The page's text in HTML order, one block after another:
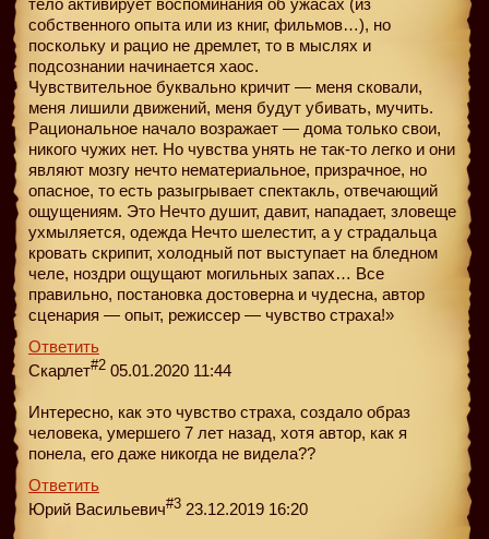
собственного опыта или из книг, фильмов…), но
поскольку и рацио не дремлет, то в мыслях и
подсознании начинается хаос.
Чувствительное буквально кричит — меня сковали,
меня лишили движений, меня будут убивать, мучить.
Рациональное начало возражает — дома только свои,
никого чужих нет. Но чувства унять не так-то легко и они
являют мозгу нечто нематериальное, призрачное, но
опасное, то есть разыгрывает спектакль, отвечающий
ощущениям. Это Нечто душит, давит, нападает, зловеще
ухмыляется, одежда Нечто шелестит, а у страдальца
кровать скрипит, холодный пот выступает на бледном
челе, ноздри ощущают могильных запах… Все
правильно, постановка достоверна и чудесна, автор
сценария — опыт, режиссер — чувство страха!»
Ответить
Скарлет#2 05.01.2020 11:44
Интересно, как это чувство страха, создало образ
человека, умершего 7 лет назад, хотя автор, как я
понела, его даже никогда не видела??
Ответить
Юрий Васильевич#3 23.12.2019 16:20